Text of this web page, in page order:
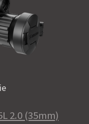
2.0 (35mm)